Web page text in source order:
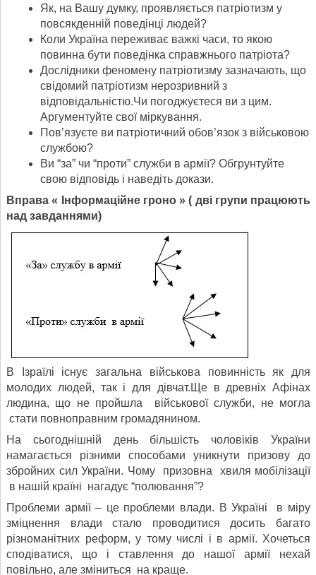
Як, на Вашу думку, проявляється патріотизм у
повсякденній поведінці людей?
Коли Україна переживає важкі часи, то якою
повинна бути поведінка справжнього патріота?
Дослідники феномену патріотизму зазначають, що
свідомий патріотизм нерозривний з
відповідальністю.Чи погоджуєтеся ви з цим.
Аргументуйте свої міркування.
Пов’язуєте ви патріотичний обов’язок з військовою
службою?
Ви “за” чи “проти” служби в армії? Обгрунтуйте
свою відповідь і наведіть докази.
Вправа «
Інформаційне гроно » ( дві групи працюють
над завданнями)
В Ізраїлі існує загальна військова повинність як для
молодих людей, так і для дівчат.Ще в древніх Афінах
людина, що не пройшла військової служби, не могла
стати повноправним громадянином.
На сьогоднішній день більшість чоловіків України
намагається різними способами уникнути призову до
збройних сил України. Чому призовна хвиля мобілізації
в нашій країні нагадує “полювання”?
Проблеми армії – це проблеми влади. В Україні в міру
зміцнення влади стало проводитися досить багато
різноманітних реформ, у тому числі і в армії. Хочеться
сподіватися, що і ставлення до нашої армії нехай
повільно, але зміниться на краще.